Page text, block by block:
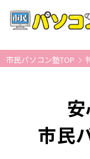
講座紹介
教室案内
市民パソコン塾TOP
市民